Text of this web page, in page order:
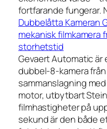
fortfarande fungerar.
Dubbelåtta Kameran
mekanisk filmkamera
storhetstid
Gevaert Automatic är
dubbel-8-kamera
sammanslagning
motor, utbytbart
filmhastigheter på
sekund är den både